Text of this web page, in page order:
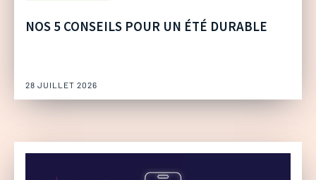
NOS 5 CONSEILS POUR UN ÉTÉ DURABLE
28 JUILLET 2026